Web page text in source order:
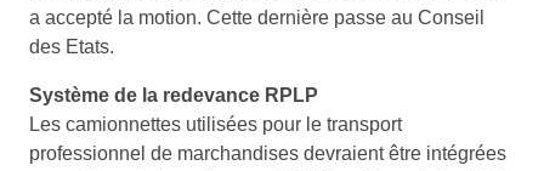
a accepté la motion. Cette dernière passe au Conseil
des Etats.
Système de la redevance RPLP
Les camionnettes utilisées pour le transport
professionnel de marchandises devraient être intégrées